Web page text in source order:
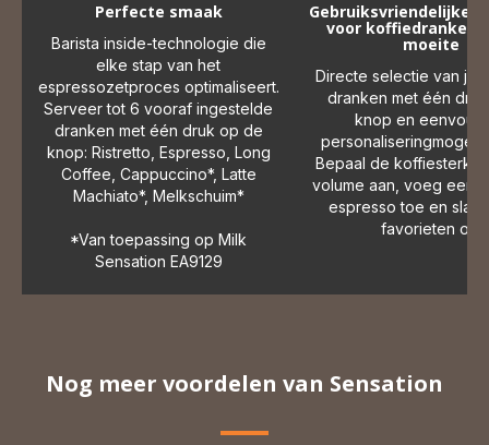
Perfecte smaak
Barista inside-technologie die
elke stap van het
espressozetproces optimaliseert.
Serveer tot 6 vooraf ingestelde
dranken met één druk op de
knop: Ristretto, Espresso, Long
Coffee, Cappuccino*, Latte
Machiato*, Melkschuim*
*Van toepassing op Milk
Sensation EA9129
Gebruiksvriendelijke
voor koffiedranken
moeite
Directe selectie van je
dranken met één
knop en
Bepaal de
volume aan, voeg een
espresso toe en sla
favorieten op.
Nog meer voordelen van Sensation